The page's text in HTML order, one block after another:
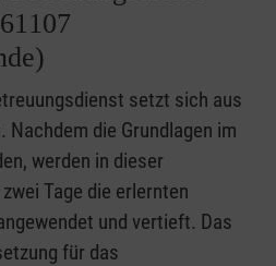
setzt sich aus
Nachdem die Grundlagen im
werden in dieser
Tage die erlernten
und vertieft. Das
für das